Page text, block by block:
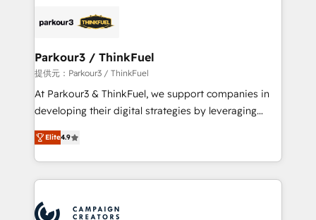
embark on a transformational journey that sets your
business up for long-term success. Unlock your
référencement, votre stratégie digitale et le pilotage
projet HubSpot avec DIGITALISIM : 🧽 Nettoyage,
migration et intégration des bases de données. 🚀
Développement des interfaces avec vos logiciels
métiers ⚙️ Configuration de la plateforme HubSpot
Book Process & Guidelines utilisateurs 🎓
Formations des utilisateurs
Parkour3 / ThinkFuel
提供元：Parkour3 / ThinkFuel
At Parkour3 & ThinkFuel, we support companies in
developing their digital strategies by leveraging
technologies and automating their marketing and
sales processes to generate growth. Our offer spans
from Strategy to Operations. We specialize in CRM
onboarding and implementation, web design, sales
extensive experience working with tech companies
Elite4.9